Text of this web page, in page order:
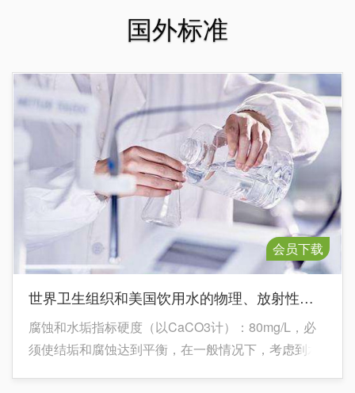
国外标准
会员下载
世界卫生组织和美国饮用水的物理、放射性与微生物标准
腐蚀和水垢指标硬度（以CaCO3计）：80mg/L，必
须使结垢和腐蚀达到平衡，在一般情况下，考虑到水